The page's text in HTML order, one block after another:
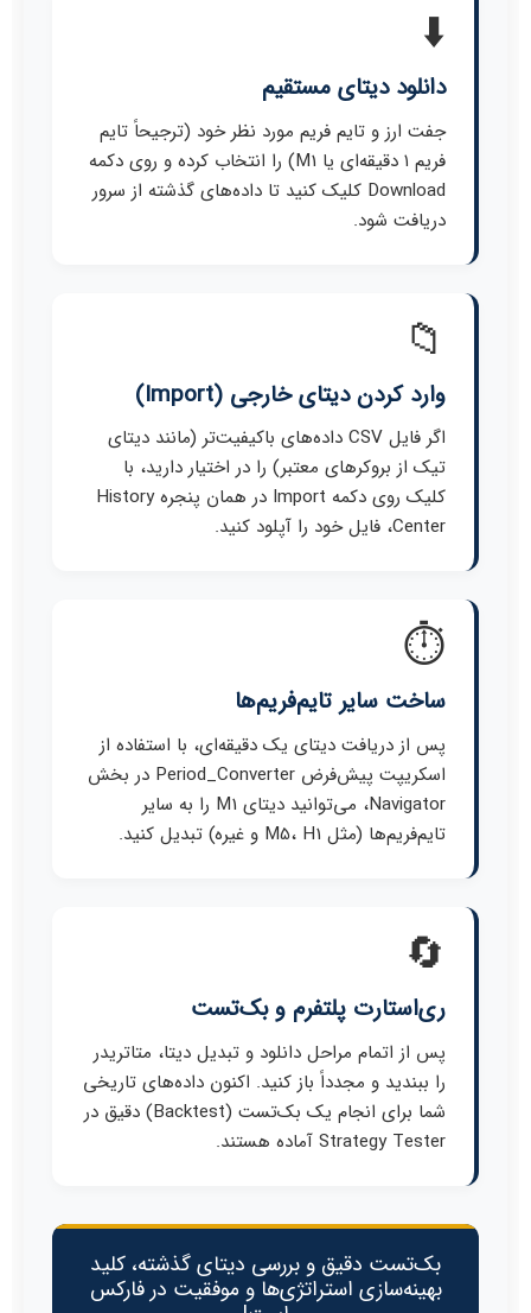
⬇️
دانلود دیتای مستقیم
جفت ارز و تایم فریم مورد نظر خود (ترجیحاً تایم
فریم ۱ دقیقه‌ای یا M1) را انتخاب کرده و روی دکمه
Download کلیک کنید تا داده‌های گذشته از سرور
دریافت شود.
📁
وارد کردن دیتای خارجی (Import)
اگر فایل CSV داده‌های باکیفیت‌تر (مانند دیتای
تیک از بروکرهای معتبر) را در اختیار دارید، با
کلیک روی دکمه Import در همان پنجره History
Center، فایل خود را آپلود کنید.
⏱️
ساخت سایر تایم‌فریم‌ها
پس از دریافت دیتای یک دقیقه‌ای، با استفاده از
اسکریپت پیش‌فرض Period_Converter در بخش
Navigator، می‌توانید دیتای M1 را به سایر
تایم‌فریم‌ها (مثل M5، H1 و غیره) تبدیل کنید.
🔄
ری‌استارت پلتفرم و بک‌تست
پس از اتمام مراحل دانلود و تبدیل دیتا، متاتریدر
را ببندید و مجدداً باز کنید. اکنون داده‌های تاریخی
شما برای انجام یک بک‌تست (Backtest) دقیق در
Strategy Tester آماده هستند.
بک‌تست دقیق و بررسی دیتای گذشته، کلید
بهینه‌سازی استراتژی‌ها و موفقیت در فارکس